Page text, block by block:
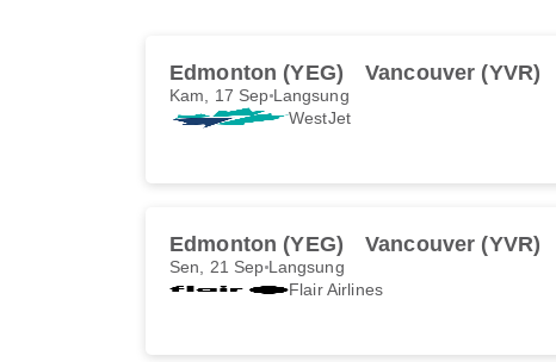
Edmonton (YEG) Vancouver (YVR)
Kam, 17 Sep Langsung
WestJet
Edmonton (YEG) Vancouver (YVR)
Sen, 21 Sep Langsung
Flair Airlines